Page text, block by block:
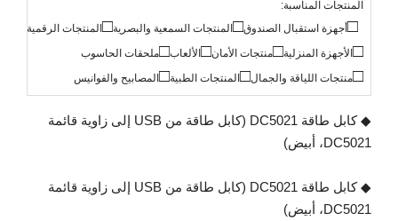
المنتجات المناسبة:
□أجهزة استقبال الصندوق□المنتجات السمعية والبصرية□المنتجات الرقمية
□الأجهزة المنزلية□منتجات الأمان□الألعاب□ملحقات الحاسوب
□منتجات اللياقة والجمال□المنتجات الطبية□المصابيح والفوانيس
◆ كابل طاقة DC5021 (كابل طاقة من USB إلى زاوية قائمة
DC5021، أبيض)
◆ كابل طاقة DC5021 (كابل طاقة من USB إلى زاوية قائمة
DC5021، أبيض)